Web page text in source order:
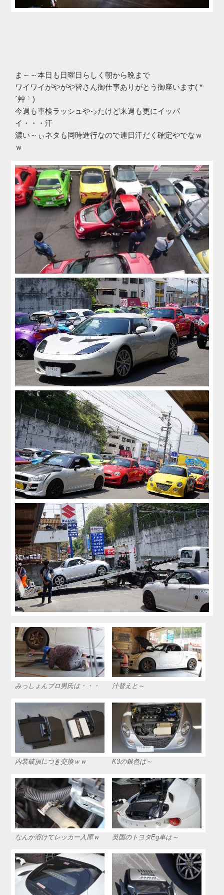
ま～～本日も日曜日らしく朝から晩まで
ワイワイがやがや皆さん御仕事ありがとう御座います( *
´艸｀)
今週も車検ラッシュやったけど来週も更にイッパ
イ・・・汗
濃い～ぃネタも同時進行なので連日汗だく確定やでなｗ
ｗ
みっしょんブロ男氏は・・・ 汁替えと～
内装破損につき交換ｗｗ K3の銀色は～
なんか溶けてレッカー入庫ｗ 英国のトヨタEg車は～